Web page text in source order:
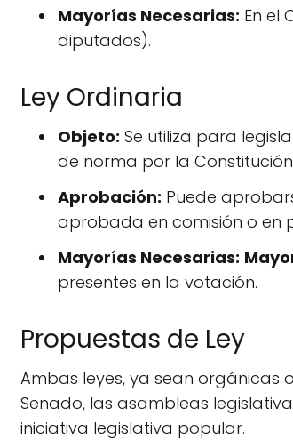
Mayorías Necesarias: En el
diputados).
Ley Ordinaria
Objeto: Se utiliza para
de norma por la
Aprobación: Puede
aprobada en comisión o en
Mayorías Necesarias:
presentes en la votación.
Propuestas de Ley
Ambas leyes, ya sean orgánicas
Senado, las asambleas
iniciativa legislativa popular.